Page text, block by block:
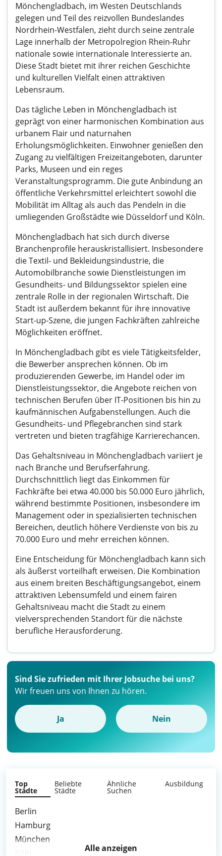
Mönchengladbach, im Westen Deutschlands
gelegen und Teil des reizvollen Bundeslandes
Nordrhein-Westfalen, zieht durch seine zentrale
Lage innerhalb der Metropolregion Rhein-Ruhr
nationale sowie internationale Interessierte an.
Diese Stadt bietet mit ihrer reichen Geschichte
und kulturellen Vielfalt einen attraktiven
Lebensraum.
Das tägliche Leben in Mönchengladbach ist
geprägt von einer harmonischen Kombination aus
urbanem Flair und naturnahen
Erholungsmöglichkeiten. Einwohner genießen den
Zugang zu vielfältigen Freizeitangeboten, darunter
Parks, Museen und ein reges
Veranstaltungsprogramm. Die gute Anbindung an
öffentliche Verkehrsmittel erleichtert sowohl die
Mobilität im Alltag als auch das Pendeln in die
umliegenden Großstädte wie Düsseldorf und Köln.
Mönchengladbach hat sich durch diverse
Branchenprofile herauskristallisiert. Insbesondere
die Textil- und Bekleidungsindustrie, die
Automobilbranche sowie Dienstleistungen im
Gesundheits- und Bildungssektor spielen eine
zentrale Rolle in der regionalen Wirtschaft. Die
Stadt ist außerdem bekannt für ihre innovative
Start-up-Szene, die jungen Fachkräften zahlreiche
Möglichkeiten eröffnet.
In Mönchengladbach gibt es viele Tätigkeitsfelder,
die Bewerber ansprechen können. Ob im
produzierenden Gewerbe, im Handel oder im
Dienstleistungssektor, die Angebote reichen von
technischen Berufen über IT-Positionen bis hin zu
kaufmännischen Aufgabenstellungen. Auch die
Gesundheits- und Pflegebranchen sind stark
vertreten und bieten tragfähige Karrierechancen.
Das Gehaltsniveau in Mönchengladbach variiert je
nach Branche und Berufserfahrung.
Durchschnittlich liegt das Einkommen für
Fachkräfte bei etwa 40.000 bis 50.000 Euro jährlich,
während bestimmte Positionen, insbesondere im
Management oder in spezialisierten technischen
Bereichen, deutlich höhere Verdienste von bis zu
70.000 Euro und mehr erreichen können.
Eine Entscheidung für Mönchengladbach kann sich
als äußerst vorteilhaft erweisen. Die Kombination
aus einem breiten Beschäftigungsangebot, einem
attraktiven Lebensumfeld und einem fairen
Gehaltsniveau macht die Stadt zu einem
vielversprechenden Standort für die nächste
berufliche Herausforderung.
Sind Sie zufrieden mit Ihrer Jobsuche bei uns?
Wir freuen uns von Ihnen zu hören.
Ja Nein
Top
Städte
Beliebte
Städte
Ähnliche
Suchen
Ausbildung
Berlin
Hamburg
München
Alle anzeigen